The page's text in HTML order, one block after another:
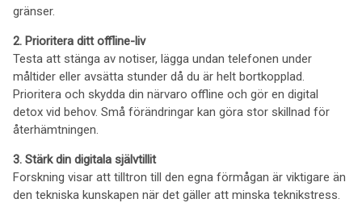
gränser.
2. Prioritera ditt offline-liv
Testa att stänga av notiser, lägga undan telefonen under
måltider eller avsätta stunder då du är helt bortkopplad.
Prioritera och skydda din närvaro offline och gör en digital
detox vid behov. Små förändringar kan göra stor skillnad för
återhämtningen.
3. Stärk din digitala självtillit
Forskning visar att tilltron till den egna förmågan är viktigare än
den tekniska kunskapen när det gäller att minska teknikstress.